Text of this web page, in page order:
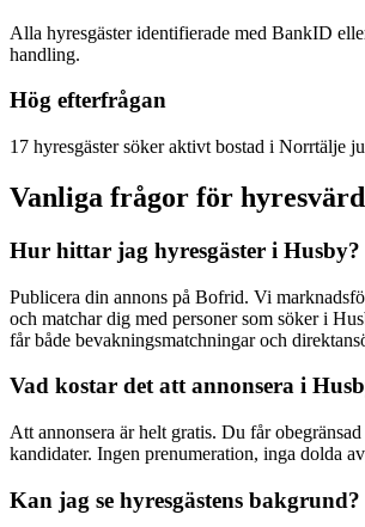
Alla hyresgäster identifierade med BankID
handling.
Hög efterfrågan
17 hyresgäster söker aktivt bostad i Norrtälje
Vanliga frågor för
Hur hittar jag hyresgäster i Husby?
Publicera din annons på Bofrid. Vi
och matchar dig med personer som söker i
får både bevakningsmatchningar och
Vad kostar det att annonsera i
Att annonsera är helt gratis. Du får
kandidater. Ingen prenumeration, inga dolda
Kan jag se hyresgästens bakgrund?